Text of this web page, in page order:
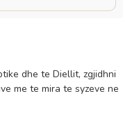
dhe te Diellit, zgjidhni
me te mira te syzeve ne